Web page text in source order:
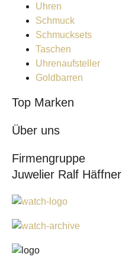
Uhren
Schmuck
Schmucksets
Taschen
Uhrenaufsteller
Goldbarren
Top Marken
Über uns
Firmengruppe
Juwelier Ralf Häffner